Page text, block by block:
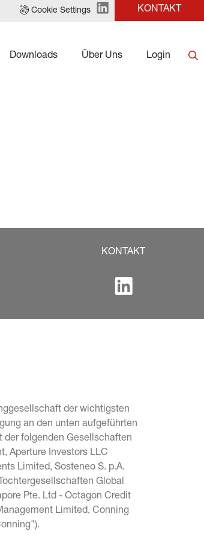
Cookie Settings KONTAKT
Downloads Über Uns Login
KONTAKT
der wichtigsten
an den unten aufgeführten
der folgenden Gesellschaften
Aperture Investors LLC
Limited, Sosteneo S. p.A.
Global
Pte. Ltd - Octagon Credit
Limited, Conning